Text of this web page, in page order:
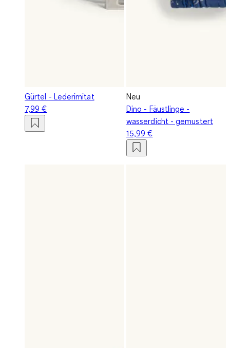
Gürtel - Lederimitat
7,99 €
Neu
Dino - Fäustlinge -
wasserdicht - gemustert
15,99 €